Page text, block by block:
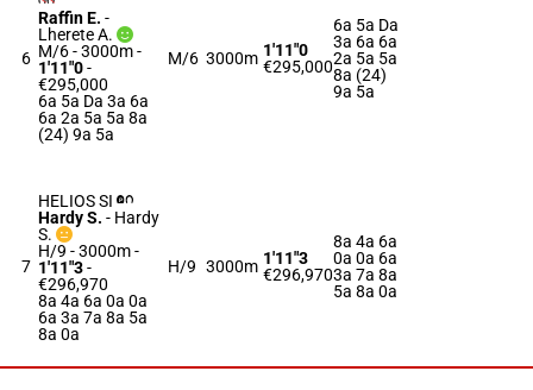
6
Raffin E. -
Lherete A.
M/6 - 3000m-
1'11"0-
€295,000
6a 5a Da 3a 6a
6a 2a 5a 5a 8a
(24) 9a 5a
M/6 3000m 1'11"0
€295,000
6a 5a Da
3a 6a 6a
2a 5a 5a
8a (24)
9a 5a
7
HELIOS SI
Hardy S. - Hardy
S.
H/9 - 3000m-
1'11"3-
€296,970
8a 4a 6a 0a 0a
6a 3a 7a 8a 5a
8a 0a
H/9 3000m 1'11"3
€296,970
8a 4a 6a
0a 0a 6a
3a 7a 8a
5a 8a 0a